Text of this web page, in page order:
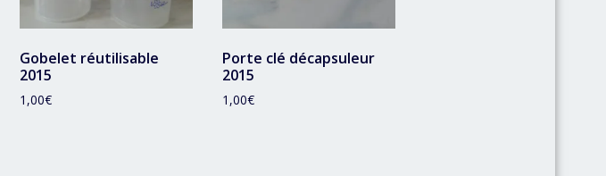
Gobelet réutilisable
2015
1,00€
Porte clé décapsuleur
2015
1,00€